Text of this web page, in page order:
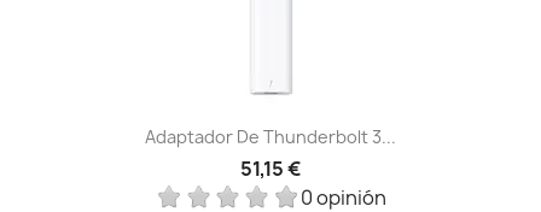
Adaptador De Thunderbolt 3...
51,15 €
0 opinión